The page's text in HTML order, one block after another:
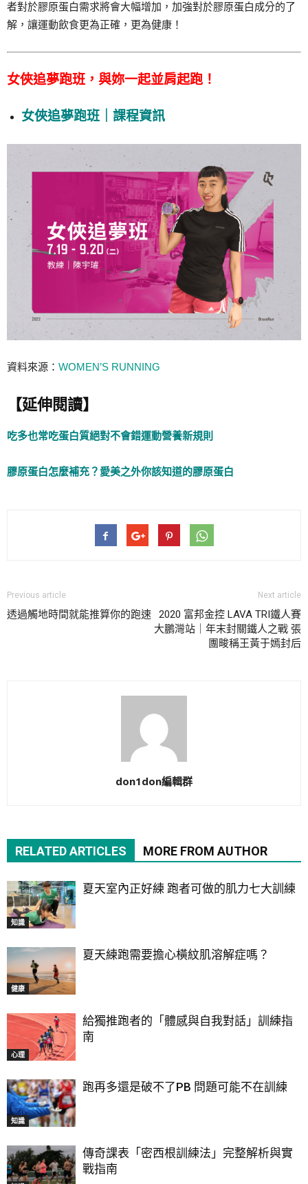
者對於膠原蛋白需求將會大幅增加，加強對於膠原蛋白成分的了
解，讓運動飲食更為正確，更為健康！
女俠追夢跑班，與妳一起並肩起跑！
女俠追夢跑班｜課程資訊
資料來源： WOMEN’S RUNNING
【延伸閱讀】
吃多也常吃蛋白質絕對不會錯運動營養新規則
膠原蛋白怎麼補充？愛美之外你該知道的膠原蛋白
Previous article
透過觸地時間就能推算你的跑速
Next article
2020 富邦金控 LAVA TRI鐵人賽
大鵬灣站｜年末封關鐵人之戰 張
團畯稱王黃于嫣封后
don1don編輯群
RELATED ARTICLES MORE FROM AUTHOR
知識
夏天室內正好練 跑者可做的肌力七大訓練
健康
夏天練跑需要擔心橫紋肌溶解症嗎？
心理
給獨推跑者的「體感與自我對話」訓練指
南
知識
跑再多還是破不了PB 問題可能不在訓練
傳奇課表「密西根訓練法」完整解析與實
戰指南